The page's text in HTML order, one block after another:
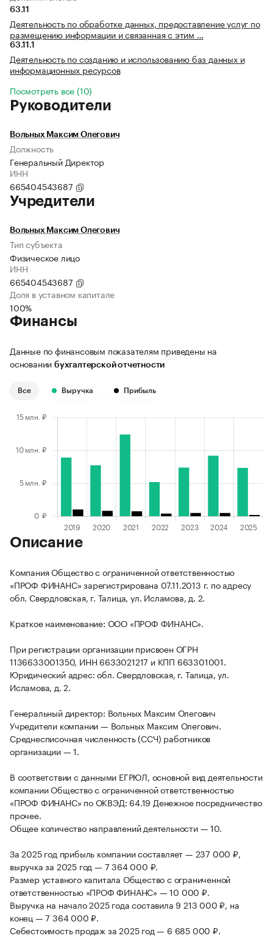
63.11
Деятельность по обработке данных, предоставление услуг по
размещению информации и связанная с этим …
63.11.1
Деятельность по созданию и использованию баз данных и
информационных ресурсов
Посмотреть все (10)
Руководители
Вольных Максим Олегович
Должность
Генеральный Директор
ИНН
665404543687
Учредители
Вольных Максим Олегович
Тип субъекта
Физическое лицо
ИНН
665404543687
Доля в уставном капитале
100%
Финансы
Данные по финансовым показателям приведены на
основании бухгалтерской отчетности
Все Выручка Прибыль
Описание
Компания Общество с ограниченной ответственностью
«ПРОФ ФИНАНС» зарегистрирована 07.11.2013 г. по адресу
обл. Свердловская, г. Талица, ул. Исламова, д. 2.
Краткое наименование: ООО «ПРОФ ФИНАНС».
При регистрации организации присвоен ОГРН
1136633001350, ИНН 6633021217 и КПП 663301001.
Юридический адрес: обл. Свердловская, г. Талица, ул.
Исламова, д. 2.
Генеральный директор: Вольных Максим Олегович
Учредители компании — Вольных Максим Олегович.
Среднесписочная численность (ССЧ) работников
организации — 1.
В соответствии с данными ЕГРЮЛ, основной вид деятельности
компании Общество с ограниченной ответственностью
«ПРОФ ФИНАНС» по ОКВЭД: 64.19 Денежное посредничество
прочее.
Общее количество направлений деятельности — 10.
За 2025 год прибыль компании составляет — 237 000 ₽,
выручка за 2025 год — 7 364 000 ₽.
Размер уставного капитала Общество с ограниченной
ответственностью «ПРОФ ФИНАНС» — 10 000 ₽.
Выручка на начало 2025 года составила 9 213 000 ₽, на
конец — 7 364 000 ₽.
Себестоимость продаж за 2025 год — 6 685 000 ₽.